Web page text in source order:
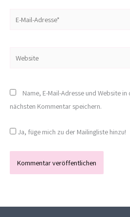
Website
Name, E-Mail-Adresse und Website
nächsten Kommentar speichern.
Ja, füge mich zu der Mailingliste hinzu!